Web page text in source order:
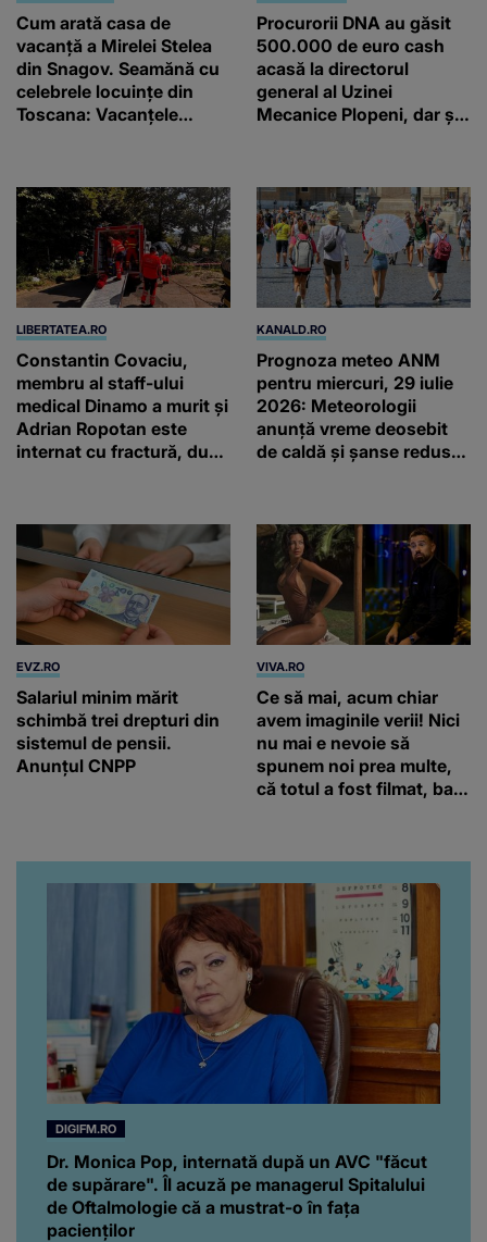
Cum arată casa de
vacanță a Mirelei Stelea
din Snagov. Seamănă cu
celebrele locuințe din
Toscana: Vacanţele
amprenta
Procurorii DNA au găsit
500.000 de euro cash
acasă la directorul
general al Uzinei
Mecanice Plopeni, dar și
LIBERTATEA.RO
Constantin Covaciu,
membru al staff-ului
medical Dinamo a murit și
Adrian Ropotan este
internat cu fractură, după
KANALD.RO
Prognoza meteo ANM
pentru miercuri, 29 iulie
2026: Meteorologii
anunță vreme deosebit
de caldă și șanse reduse
EVZ.RO
Salariul minim mărit
schimbă trei drepturi din
sistemul de pensii.
Anunțul CNPP
VIVA.RO
Ce să mai, acum chiar
avem imaginile verii! Nici
nu mai e nevoie să
spunem noi prea multe,
că totul a fost filmat, ba
da, frumoasa iubită a lui
Florin Ristei e...
DIGIFM.RO
Dr. Monica Pop, internată după un AVC "făcut
de supărare". Îl acuză pe managerul Spitalului
de Oftalmologie că a mustrat-o în fața
pacienților